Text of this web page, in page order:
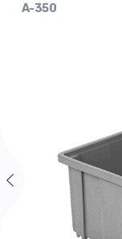
A-350